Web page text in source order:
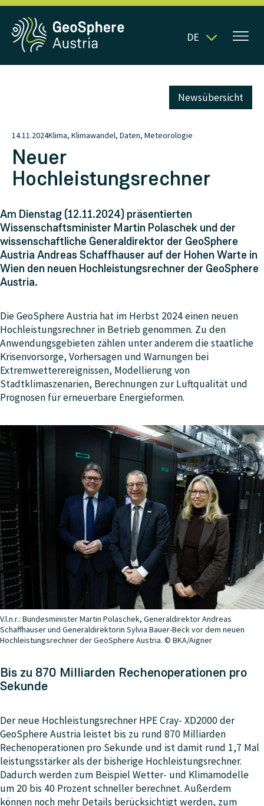
DE
14.11.2024Klima, Klimawandel, Daten, Meteorologie
Newsübersicht
Neuer
Hochleistungsrechner
Am Dienstag (12.11.2024) präsentierten
Wissenschaftsminister Martin Polaschek und der
wissenschaftliche Generaldirektor der GeoSphere
Austria Andreas Schaffhauser auf der Hohen Warte in
Wien den neuen Hochleistungsrechner der GeoSphere
Austria.
Die GeoSphere Austria hat im Herbst 2024 einen neuen
Hochleistungsrechner in Betrieb genommen. Zu den
Anwendungsgebieten zählen unter anderem die staatliche
Krisenvorsorge, Vorhersagen und Warnungen bei
Extremwetterereignissen, Modellierung von
Stadtklimaszenarien, Berechnungen zur Luftqualität und
Prognosen für erneuerbare Energieformen.
V.l.n.r.: Bundesminister Martin Polaschek, Generaldirektor Andreas
Schaffhauser und Generaldirektorin Sylvia Bauer-Beck vor dem neuen
Hochleistungsrechner der GeoSphere Austria. © BKA/Aigner
Bis zu 870 Milliarden Rechenoperationen pro
Sekunde
Der neue Hochleistungsrechner HPE Cray- XD2000 der
GeoSphere Austria leistet bis zu rund 870 Milliarden
Rechenoperationen pro Sekunde und ist damit rund 1,7 Mal
leistungsstärker als der bisherige Hochleistungsrechner.
Dadurch werden zum Beispiel Wetter- und Klimamodelle
um 20 bis 40 Prozent schneller berechnet. Außerdem
können noch mehr Details berücksichtigt werden, zum